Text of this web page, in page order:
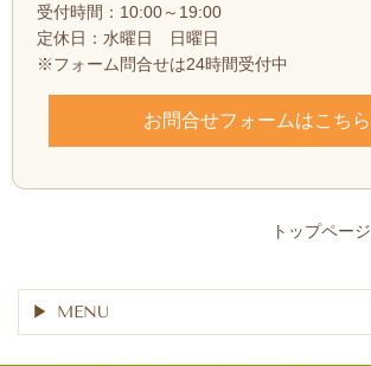
受付時間：10:00～19:00
定休日：水曜日 日曜日
※フォーム問合せは24時間受付中
お問合せフォームはこちら
トップページ
MENU